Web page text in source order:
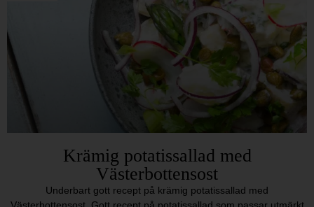
Krämig potatissallad med
Västerbottensost
Underbart gott recept på krämig potatissallad med
Västerbottensost. Gott recept på potatissallad som passar utmärkt